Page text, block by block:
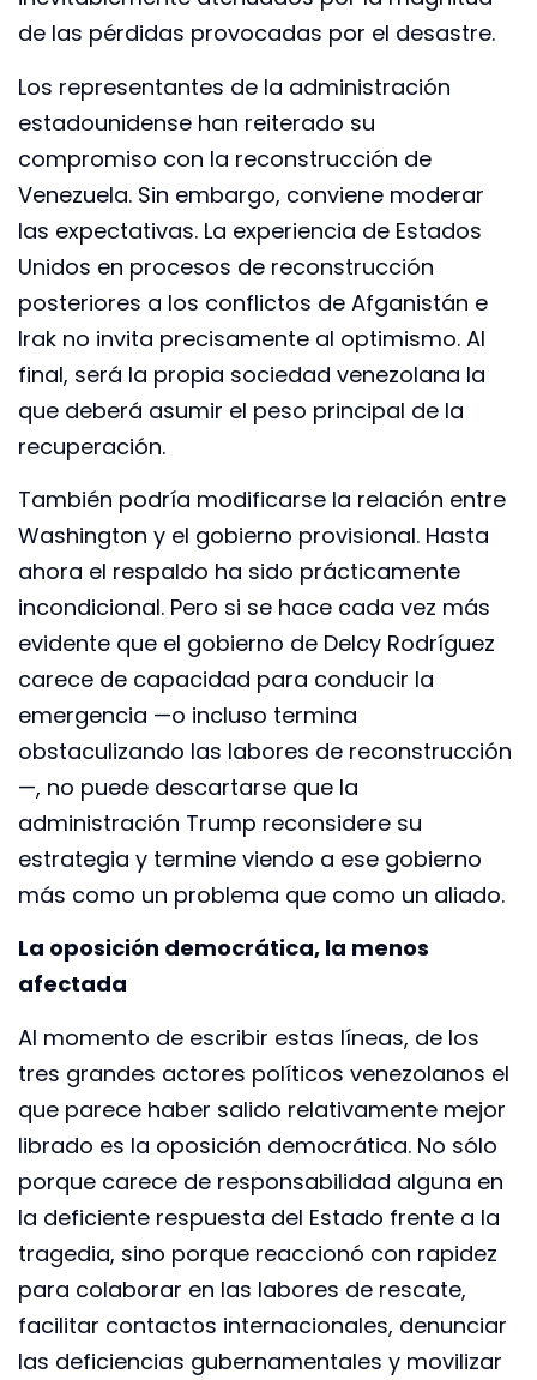
de las pérdidas provocadas por el desastre.
Los representantes de la administración
estadounidense han reiterado su
compromiso con la reconstrucción de
Venezuela. Sin embargo, conviene moderar
las expectativas. La experiencia de Estados
Unidos en procesos de reconstrucción
posteriores a los conflictos de Afganistán e
Irak no invita precisamente al optimismo. Al
final, será la propia sociedad venezolana la
que deberá asumir el peso principal de la
recuperación.
También podría modificarse la relación entre
Washington y el gobierno provisional. Hasta
ahora el respaldo ha sido prácticamente
incondicional. Pero si se hace cada vez más
evidente que el gobierno de Delcy Rodríguez
carece de capacidad para conducir la
emergencia —o incluso termina
obstaculizando las labores de reconstrucción
—, no puede descartarse que la
administración Trump reconsidere su
estrategia y termine viendo a ese gobierno
más como un problema que como un aliado.
La oposición democrática, la menos
afectada
Al momento de escribir estas líneas, de los
tres grandes actores políticos venezolanos el
que parece haber salido relativamente mejor
librado es la oposición democrática. No sólo
porque carece de responsabilidad alguna en
la deficiente respuesta del Estado frente a la
tragedia, sino porque reaccionó con rapidez
para colaborar en las labores de rescate,
facilitar contactos internacionales, denunciar
las deficiencias gubernamentales y movilizar